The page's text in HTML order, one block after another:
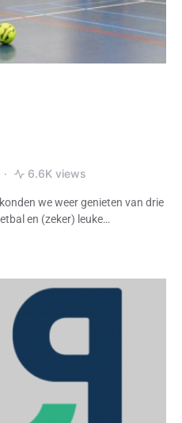
6.6K views
we weer genieten van drie
en (zeker) leuke…